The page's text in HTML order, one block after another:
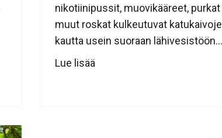
nikotiinipussit, muovikääreet, purkat
muut roskat kulkeutuvat
kautta usein suoraan
Lue lisää